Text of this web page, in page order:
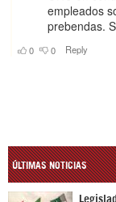
ÚLTIMAS NOTICIAS